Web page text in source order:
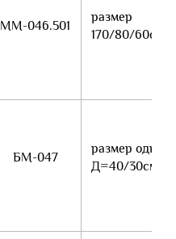
ММ-046.501
размер
170/80/60см
БМ-047
размер одного
Д=40/30см